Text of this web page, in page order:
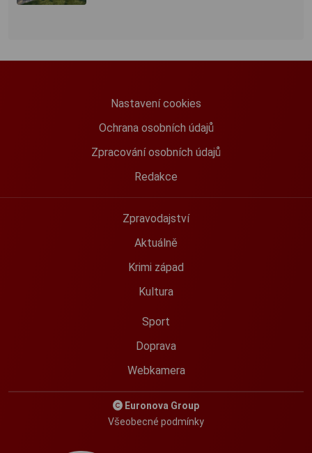
Nastavení cookies
Ochrana osobních údajů
Zpracování osobních údajů
Redakce
Zpravodajství
Aktuálně
Krimi západ
Kultura
Sport
Doprava
Webkamera
Euronova Group
Všeobecné podmínky